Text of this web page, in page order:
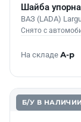
Шайба
ВАЗ (LADA)
Снято с
На складе А-р
Б/У В НАЛИЧИИ